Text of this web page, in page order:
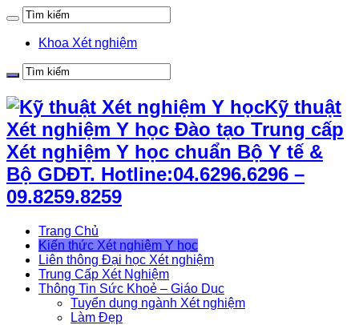
Khoa Xét nghiệm
Kỹ thuật
Xét nghiệm Y học Đào tạo Trung cấp
Xét nghiệm Y học chuẩn Bộ Y tế &
Bộ GDĐT. Hotline:04.6296.6296 –
09.8259.8259
Trang Chủ
Kiến thức Xét nghiệm Y học
Liên thông Đại học Xét nghiệm
Trung Cấp Xét Nghiệm
Thông Tin Sức Khoẻ – Giáo Dục
Tuyển dụng ngành Xét nghiệm
Làm Đẹp